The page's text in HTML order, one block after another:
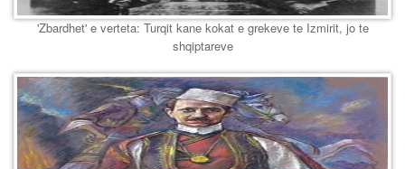
'Zbardhet' e verteta: Turqit kane kokat e grekeve te Izmirit, jo te
shqiptareve